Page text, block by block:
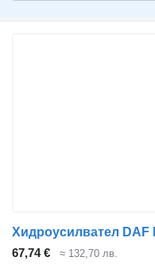
67,74 € ≈ 132,70 лв.